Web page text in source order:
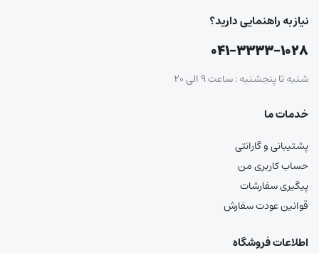
نیاز به راهنمایی دارید؟
۰۴۱-۳۳۳۳-۱۰۲۸
شنبه تا پنجشنبه : ساعت ۹ الی ۲۰
خدمات ما
پشتیبانی و گارانتی
حساب کاربری من
پیگیری سفارشات
قوانین عودت سفارش
اطلاعات فروشگاه